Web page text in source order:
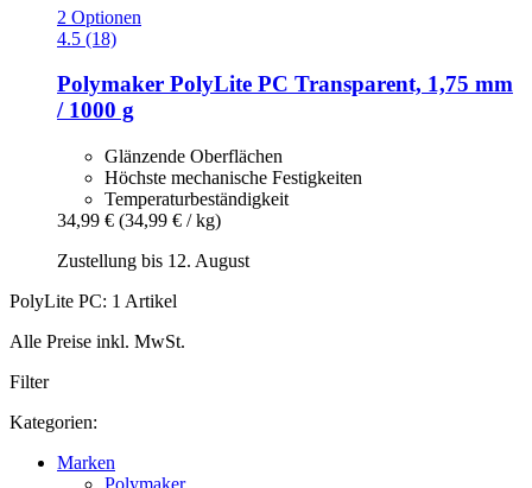
2 Optionen
4.5 (18)
Polymaker PolyLite PC Transparent, 1,75 mm
/ 1000 g
Glänzende Oberflächen
Höchste mechanische Festigkeiten
Temperaturbeständigkeit
34,99 € (34,99 € / kg)
Zustellung bis 12. August
PolyLite PC: 1 Artikel
Alle Preise inkl. MwSt.
Filter
Kategorien:
Marken
Polymaker